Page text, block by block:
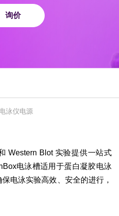
询价
泳仪电源
Western Blot 实验提供一站式
电泳槽适用于蛋白凝胶电泳
电泳实验高效、安全的进行，